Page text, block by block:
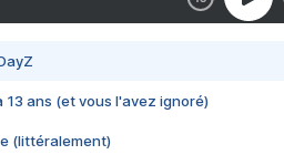
13 ans (et vous l'avez ignoré)
(littéralement)